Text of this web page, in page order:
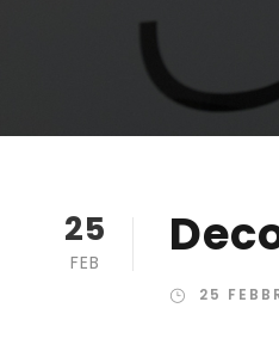
25
FEB
25